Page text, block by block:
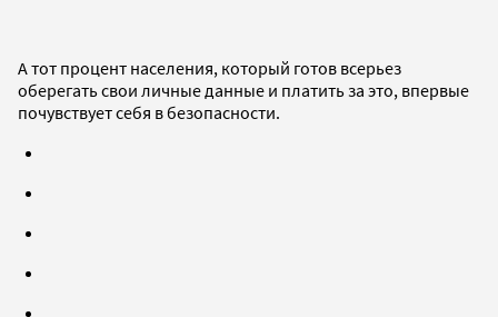
А тот процент населения, который готов всерьез
оберегать свои личные данные и платить за это, впервые
почувствует себя в безопасности.